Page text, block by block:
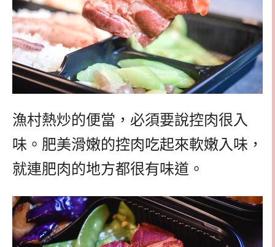
漁村熱炒的便當，必須要說控肉很入
味。肥美滑嫩的控肉吃起來軟嫩入味，
就連肥肉的地方都很有味道。